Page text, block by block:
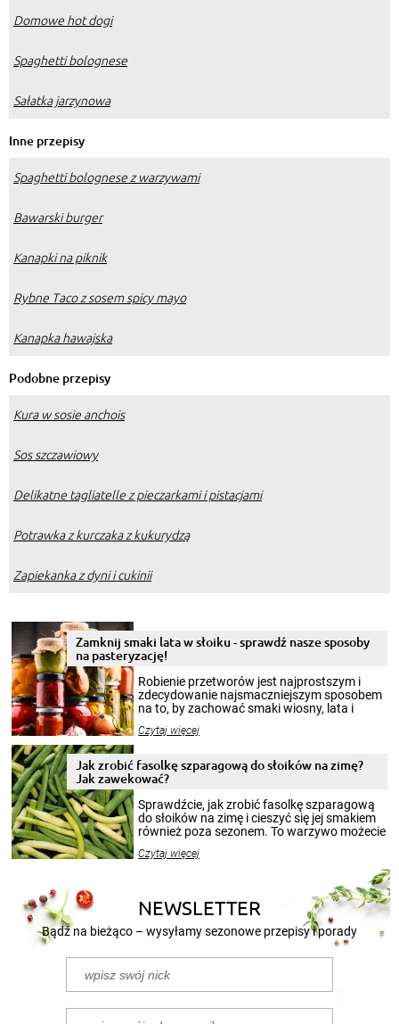
Domowe hot dogi
Spaghetti bolognese
Sałatka jarzynowa
Inne przepisy
Spaghetti bolognese z warzywami
Bawarski burger
Kanapki na piknik
Rybne Taco z sosem spicy mayo
Kanapka hawajska
Podobne przepisy
Kura w sosie anchois
Sos szczawiowy
Delikatne tagliatelle z pieczarkami i pistacjami
Potrawka z kurczaka z kukurydzą
Zapiekanka z dyni i cukinii
Zamknij smaki lata w słoiku - sprawdź nasze sposoby
na pasteryzację!
Robienie przetworów jest najprostszym i
zdecydowanie najsmaczniejszym sposobem
na to, by zachować smaki wiosny, lata i
krajobrazów, by cieszyć nimi oko w sezonie
pełni poczuć atmosferę cieplejszych
miesięcy. Przygotowanie słoików ze
patenty, które pozwolą zachować świeżość
przetworów.
Czytaj więcej
Jak zrobić fasolkę szparagową do słoików na zimę?
Jak zawekować?
Sprawdźcie, jak zrobić fasolkę szparagową
do słoików na zimę i cieszyć się jej smakiem
również poza sezonem. To warzywo możecie
nasze propozycje!
Czytaj więcej
NEWSLETTER
Bądź na bieżąco – wysyłamy sezonowe przepisy i porady